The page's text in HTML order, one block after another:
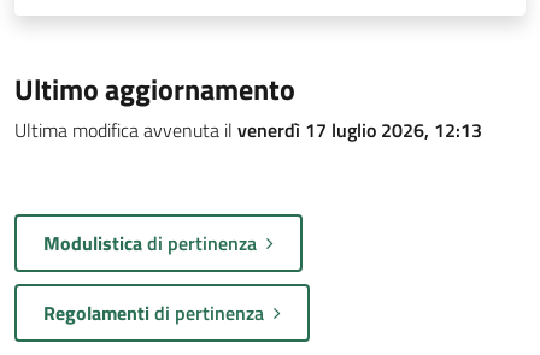
Ultimo aggiornamento
Ultima modifica avvenuta il venerdì 17 luglio 2026, 12:13
Modulisticadi pertinenza
Regolamentidi pertinenza